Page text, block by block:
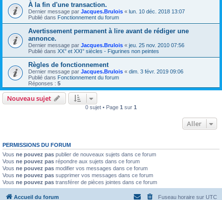
À la fin d'une transaction.
Dernier message par Jacques.Brulois « lun. 10 déc. 2018 13:07
Publié dans Fonctionnement du forum
Avertissement permanent à lire avant de rédiger une
annonce.
Dernier message par Jacques.Brulois « jeu. 25 nov. 2010 07:56
Publié dans XX° et XXI° siècles - Figurines non peintes
Règles de fonctionnement
Dernier message par Jacques.Brulois « dim. 3 févr. 2019 09:06
Publié dans Fonctionnement du forum
Réponses : 5
Nouveau sujet
0 sujet • Page 1 sur 1
Aller
PERMISSIONS DU FORUM
Vous ne pouvez pas publier de nouveaux sujets dans ce forum
Vous ne pouvez pas répondre aux sujets dans ce forum
Vous ne pouvez pas modifier vos messages dans ce forum
Vous ne pouvez pas supprimer vos messages dans ce forum
Vous ne pouvez pas transférer de pièces jointes dans ce forum
Accueil du forum Fuseau horaire sur UTC